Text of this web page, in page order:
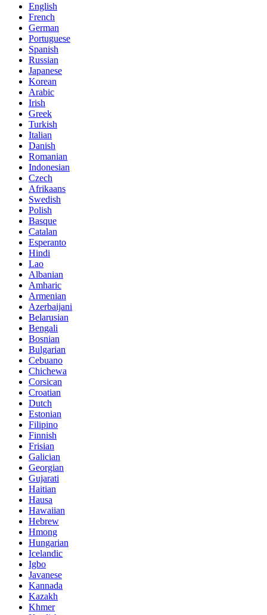
English
French
German
Portuguese
Spanish
Russian
Japanese
Korean
Arabic
Irish
Greek
Turkish
Italian
Danish
Romanian
Indonesian
Czech
Afrikaans
Swedish
Polish
Basque
Catalan
Esperanto
Hindi
Lao
Albanian
Amharic
Armenian
Azerbaijani
Belarusian
Bengali
Bosnian
Bulgarian
Cebuano
Chichewa
Corsican
Croatian
Dutch
Estonian
Filipino
Finnish
Frisian
Galician
Georgian
Gujarati
Haitian
Hausa
Hawaiian
Hebrew
Hmong
Hungarian
Icelandic
Igbo
Javanese
Kannada
Kazakh
Khmer